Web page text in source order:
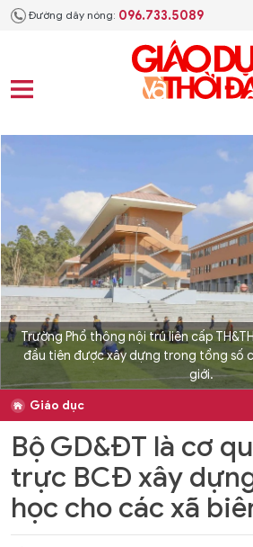
Đường dây nóng: 096.733.5089
Trường Phổ thông nội trú liên cấp
đầu tiên được xây dựng trong tổng số
giới.
Giáo dục
Bộ GD&ĐT là cơ
trực BCĐ xây
học cho các xã